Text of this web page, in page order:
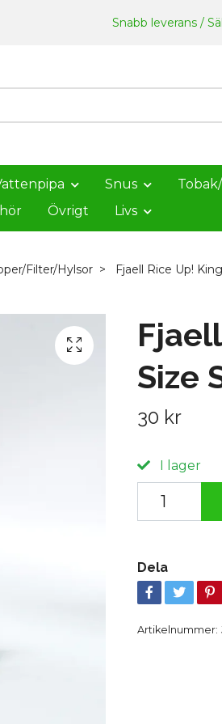
Snabb leverans /
Snus
Övrigt Livs
Filter/Hylsor Fjaell Rice Up!
Size
30 kr
I lager
Dela
Artikelnummer: